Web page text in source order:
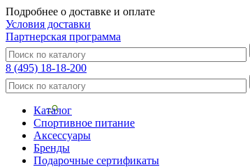
Подробнее о доставке и оплате
Условия доставки
Партнерская программа
8 (495) 18-18-200
Каталог
Спортивное питание
Аксессуары
Бренды
Подарочные сертификаты